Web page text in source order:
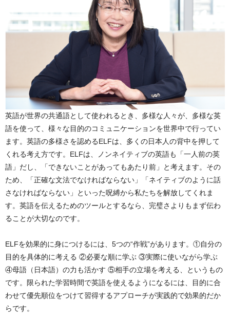
英語が世界の共通語として使われるとき、多様な人々が、多様な英
語を使って、様々な目的のコミュニケーションを世界中で行ってい
ます。英語の多様さを認めるELFは、多くの日本人の背中を押して
くれる考え方です。ELFは、ノンネイティブの英語も「一人前の英
語」だし、「できないことがあってもあたり前」と考えます。その
ため、「正確な文法でなければならない」「ネイティブのように話
さなければならない」といった呪縛から私たちを解放してくれま
す。英語を伝えるためのツールとするなら、完璧さよりもまず伝わ
ることが大切なのです。
ELFを効果的に身につけるには、5つの“作戦”があります。①自分の
目的を具体的に考える ②必要な順に学ぶ ③実際に使いながら学ぶ
④母語（日本語）の力も活かす ⑤相手の立場を考える、というもの
です。限られた学習時間で英語を使えるようになるには、目的に合
わせて優先順位をつけて習得するアプローチが実践的で効果的だか
らです。